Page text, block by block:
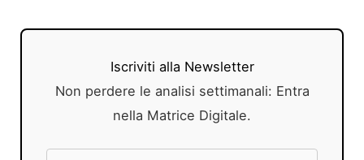
Iscriviti alla Newsletter
Non perdere le analisi settimanali: Entra
nella Matrice Digitale.